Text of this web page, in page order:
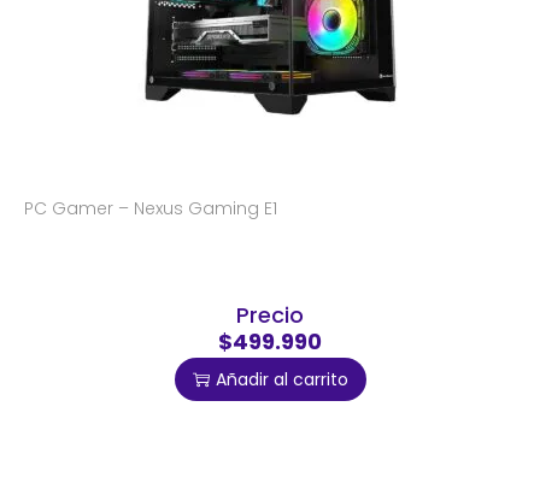
PC Gamer – Nexus Gaming E1
Precio
$499.990
Añadir al carrito